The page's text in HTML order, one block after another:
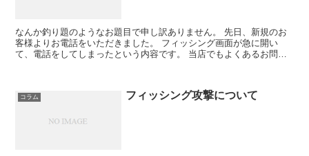
なんか釣り題のようなお題目で申し訳ありません。 先日、新規のお
客様よりお電話をいただきました。 フィッシング画面が急に開い
て、電話をしてしまったという内容です。 当店でもよくあるお問い
コラム フィッシング攻撃について